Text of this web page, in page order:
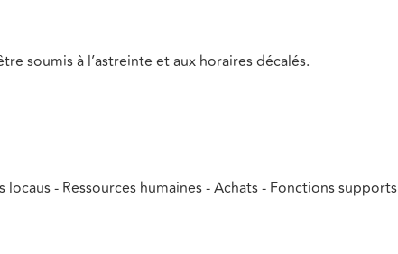
soumis à l’astreinte et aux horaires décalés.
locaus - Ressources humaines - Achats - Fonctions supports